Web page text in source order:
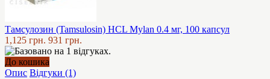
Тамсулозин (Tamsulosin) HCL Mylan 0.4 мг, 100 капсул
1,125 грн. 931 грн.
До кошика
Опис Відгуки (1)